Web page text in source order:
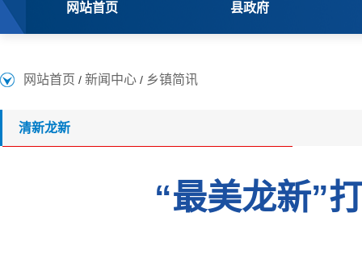
网站首页 县政府
网站首页 / 新闻中心 / 乡镇简讯
清新龙新
“最美龙新”